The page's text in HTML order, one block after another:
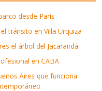
desde París
tránsito en Villa Urquiza
el árbol del Jacarandá
en CABA
Aires que funciona